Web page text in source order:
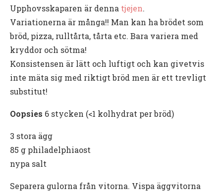
Upphovsskaparen är denna tjejen.
Variationerna är många!! Man kan ha brödet som
bröd, pizza, rulltårta, tårta etc. Bara variera med
kryddor och sötma!
Konsistensen är lätt och luftigt och kan givetvis
inte mäta sig med riktigt bröd men är ett trevligt
substitut!
Oopsies 6 stycken (<1 kolhydrat per bröd)
3 stora ägg
85 g philadelphiaost
nypa salt
Separera gulorna från vitorna. Vispa äggvitorna